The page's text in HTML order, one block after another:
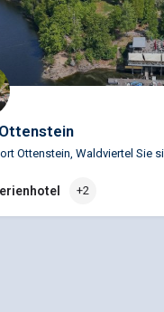
251
Ottenstein 60, 3532
+2